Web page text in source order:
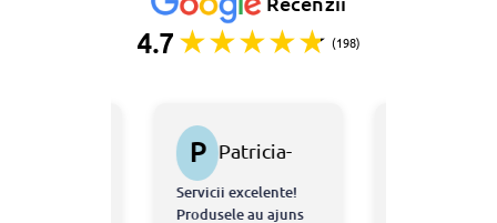
4.7 (198)
P
Patricia-
STERESCU
Servicii excelente!
Produsele au ajuns